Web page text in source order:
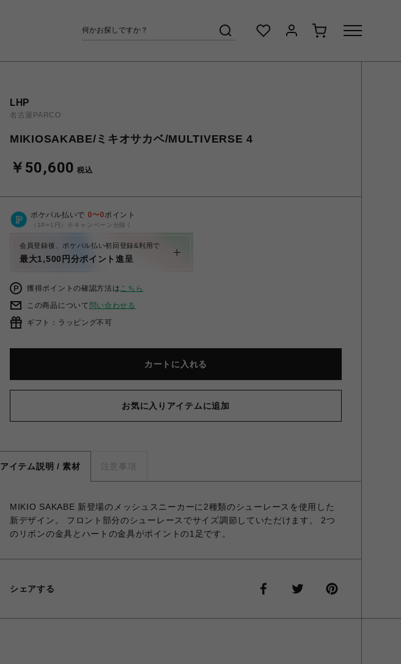
LHP
名古屋PARCO
MIKIOSAKABE/ミキオサカベ/MULTIVERSE 4
￥50,600 税込
ポケパル払いで 0〜0ポイント
（1P=1円）※キャンペーン分除く
会員登録後、ポケパル払い初回登録&利用で
最大1,500円分ポイント進呈
獲得ポイントの確認方法はこちら
この商品について 問い合わせる
ギフト：ラッピング不可
カートに入れる
お気に入りアイテムに追加
アイテム説明 / 素材 注意事項
MIKIO SAKABE 新登場のメッシュスニーカーに2種類のシューレースを使用した
新デザイン。 フロント部分のシューレースでサイズ調節していただけます。 2つ
のリボンの金具とハートの金具がポイントの1足です。
シェアする